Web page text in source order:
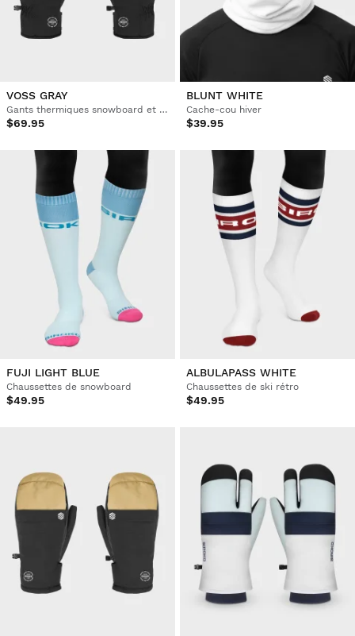
VOSS GRAY
Gants thermiques snowboard et ski
$69.95
BLUNT WHITE
Cache-cou hiver
$39.95
FUJI LIGHT BLUE
Chaussettes de snowboard
$49.95
ALBULAPASS WHITE
Chaussettes de ski rétro
$49.95